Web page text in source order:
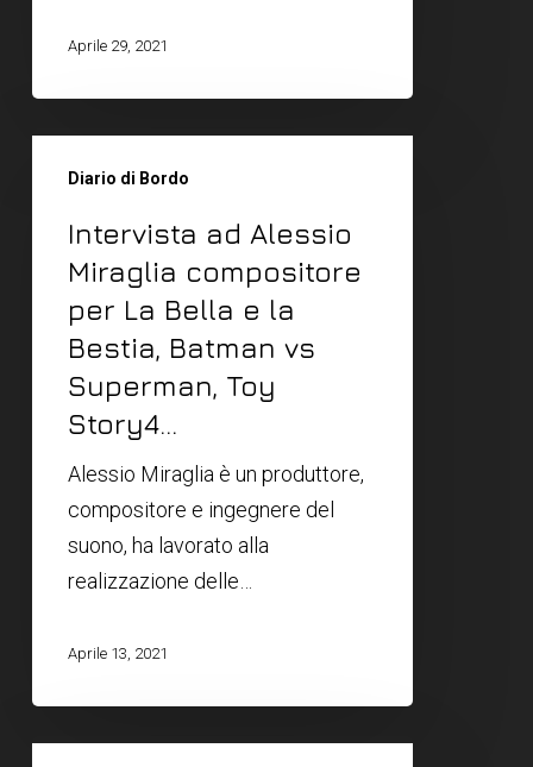
Aprile 29, 2021
Diario di Bordo
Intervista ad Alessio
Miraglia compositore
per La Bella e la
Bestia, Batman vs
Superman, Toy
Story4…
Alessio Miraglia è un produttore,
compositore e ingegnere del
suono, ha lavorato alla
realizzazione delle…
Aprile 13, 2021